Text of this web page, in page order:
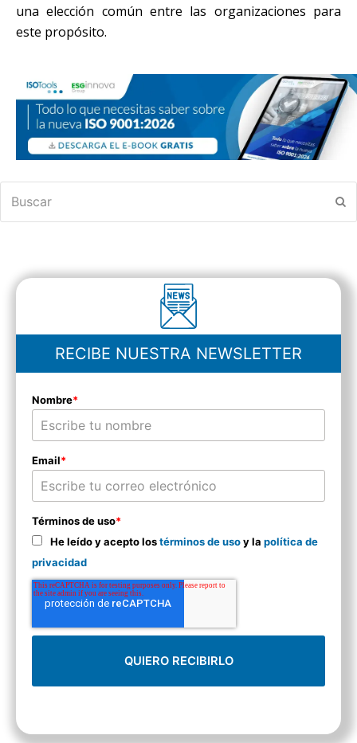
una elección común entre las organizaciones para
este propósito.
RECIBE NUESTRA NEWSLETTER
Nombre*
Email*
Términos de uso*
He leído y acepto lostérminos de usoy la política de
privacidad